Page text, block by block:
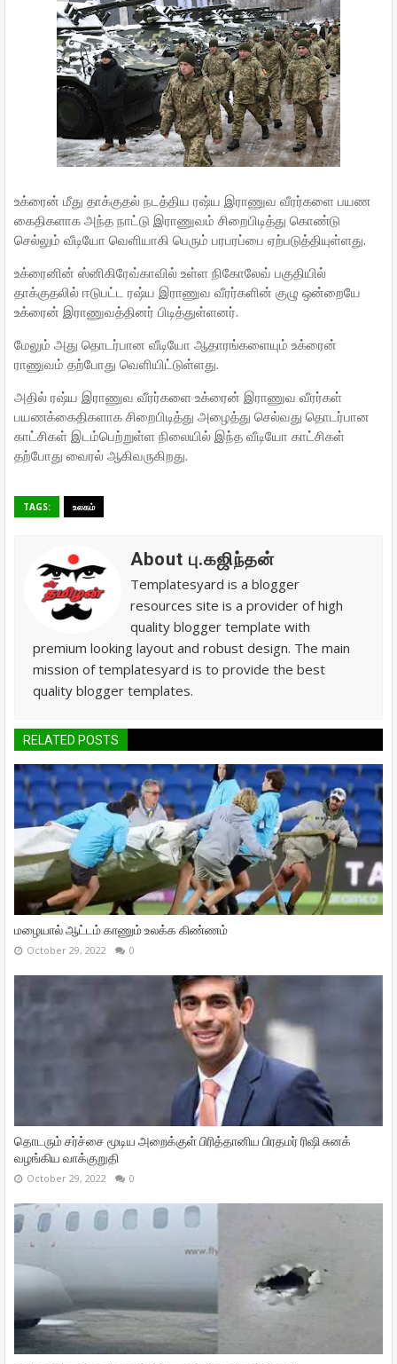
உக்ரைன் மீது தாக்குதல் நடத்திய ரஷ்ய இராணுவ வீரர்களை பயண
கைதிகளாக அந்த நாட்டு இராணுவம் சிறைபிடித்து கொண்டு
செல்லும் வீடியோ வெளியாகி பெரும் பரபரப்பை ஏற்படுத்தியுள்ளது.
உக்ரைனின் ஸ்னிகிரேவ்காவில் உள்ள நிகோலேவ் பகுதியில்
தாக்குதலில் ஈடுபட்ட ரஷ்ய இராணுவ வீரர்களின் குழு ஒன்றையே
உக்ரைன் இராணுவத்தினர் பிடித்துள்ளனர்.
மேலும் அது தொடர்பான வீடியோ ஆதாரங்களையும் உக்ரைன்
ராணுவம் தற்போது வெளியிட்டுள்ளது.
அதில் ரஷ்ய இராணுவ வீரர்களை உக்ரைன் இராணுவ வீரர்கள்
பயணக்கைதிகளாக சிறைபிடித்து அழைத்து செல்வது தொடர்பான
காட்சிகள் இடம்பெற்றுள்ள நிலையில் இந்த வீடியோ காட்சிகள்
தற்போது வைரல் ஆகிவருகிறது.
TAGS: உலகம்
About பு.கஜிந்தன்
Templatesyard is a blogger
resources site is a provider of high
quality blogger template with
premium looking layout and robust design. The main
mission of templatesyard is to provide the best
quality blogger templates.
RELATED POSTS
மழையால் ஆட்டம் காணும் உலக்க கிண்ணம்
October 29, 2022 0
தொடரும் சர்ச்சை மூடிய அறைக்குள் பிரித்தானிய பிரதமர் ரிஷி சுனக்
வழங்கிய வாக்குறுதி
October 29, 2022 0